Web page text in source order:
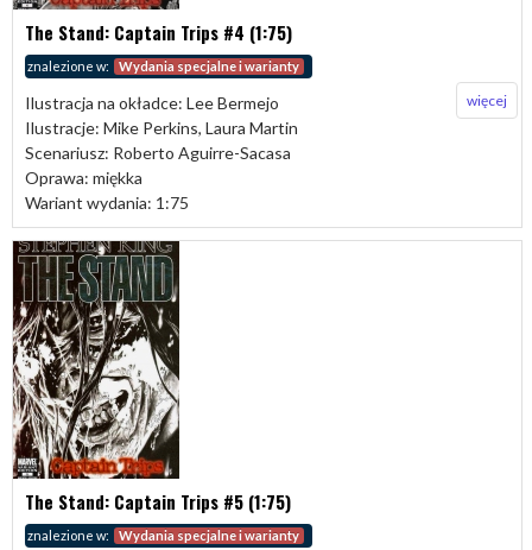
The Stand: Captain Trips #4 (1:75)
znalezione w: Wydania specjalne i warianty
Ilustracja na okładce: Lee Bermejo
Ilustracje: Mike Perkins, Laura Martin
Scenariusz: Roberto Aguirre-Sacasa
Oprawa: miękka
Wariant wydania: 1:75
więcej
The Stand: Captain Trips #5 (1:75)
znalezione w: Wydania specjalne i warianty